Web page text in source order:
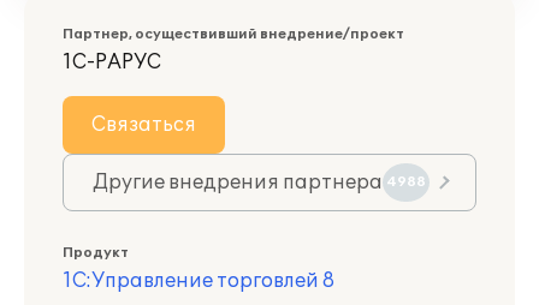
Партнер, осуществивший внедрение/проект
1С-РАРУС
Связаться
Другие внедрения партнера 4988
Продукт
1С:Управление торговлей 8